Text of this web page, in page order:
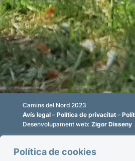
Política de cookies
Camins del Nord 2023
Avís legal– Política de privacitat–
Desenvolupament web: Zigor Disseny